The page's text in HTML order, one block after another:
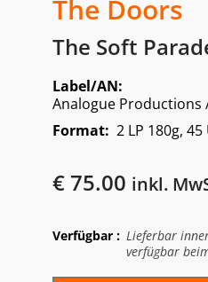
The Doors
The Soft
Label/AN:
Analogue Productions
Format: 2 LP 180g,
€75.00 inkl.
Verfügbar : Lieferbar
verfügbar